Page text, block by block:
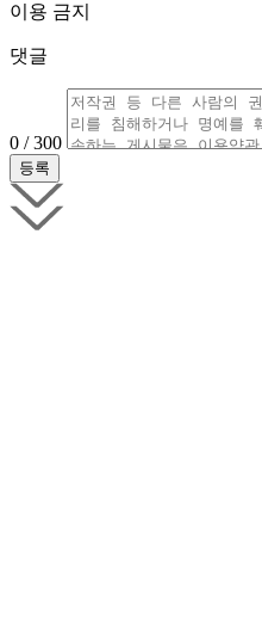
이용 금지
댓글
0 / 300